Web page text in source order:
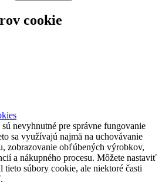
cookie
nevyhnutné pre správne fungovanie
sa využívajú najmä na uchovávanie
zobrazovanie obľúbených výrobkov,
a nákupného procesu. Môžete nastaviť
tieto súbory cookie, ale niektoré časti